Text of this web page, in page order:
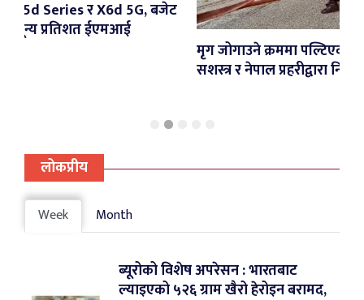
5G, बजेट
मृग जोगाउने क्रममा पल्टिएको पेट्रोल ट्याङ्करमा
सशस्त्र र नेपाल प्रहरीद्वारा नियन्त्रण
लोकप्रीय
Week Month
ब्यूरोको विशेष अपरेसन : भारतबाट
ल्याइएको ५२६ ग्राम खैरो हेरोइन बरामद,